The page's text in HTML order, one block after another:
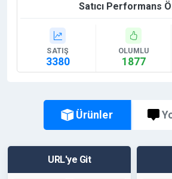
Satıcı Performans
SATIŞ
3380
OLUMLU
1877
Ürünler
URL'ye Git